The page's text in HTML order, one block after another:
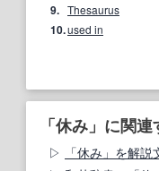
9. Thesaurus
10.used in
「休み」に関
「休み」を解